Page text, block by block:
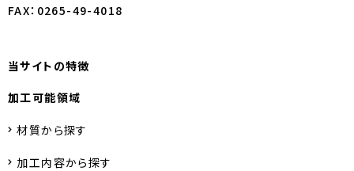
FAX：0265-49-4018
当サイトの特徴
加工可能領域
材質から探す
加工内容から探す